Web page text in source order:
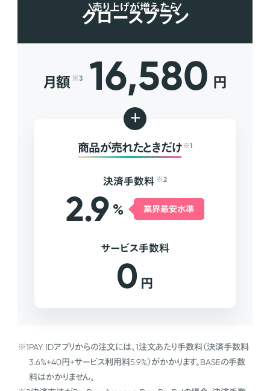
売り上げが増えたら
グロースプラン
月額 ※3 16,580 円
+
商品が売れたときだけ ※1
決済手数料 ※2
2.9 % 業界最安水準
サービス手数料
0 円
※1PAY IDアプリからの注文には、1注文あたり手数料（決済手数料
3.6%+40円+サービス利用料5.9%）がかかります。BASEの手数
料はかかりません。